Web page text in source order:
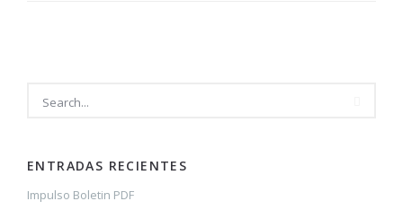
ENTRADAS RECIENTES
Impulso Boletin PDF